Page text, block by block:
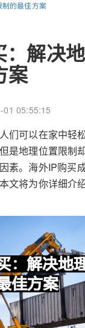
的最佳方案
：解决
案
01 05:55:15
们可以在家中轻
是地理位置限制
素。海外IP购买
文将为你详细介